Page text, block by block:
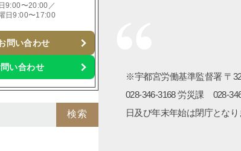
9:00〜20:00／
日9:00〜17:00
問い合わせ
い合わせ
検索
※宇都宮労働基準監督署 〒
028-346-3168 労災課 028-
日及び年末年始は閉庁と